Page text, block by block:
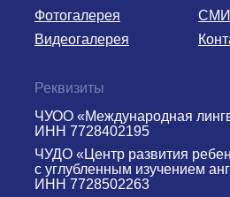
ЧУДО «Центр развития
с углубленным изучением
ИНН 7728502263
ЧУОО «Международная
ИНН 7728402195
Реквизиты
Видеогалерея
Фотогалерея
СМИ